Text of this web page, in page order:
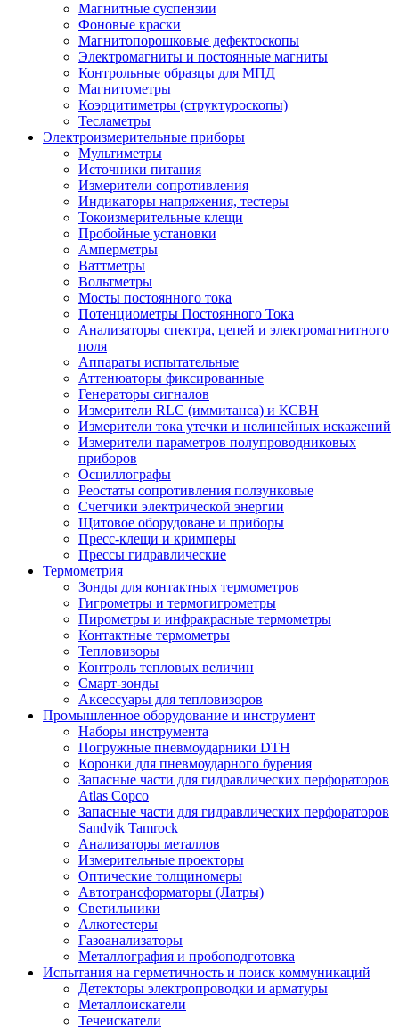
Магнитные суспензии
Фоновые краски
Магнитопорошковые дефектоскопы
Электромагниты и постоянные магниты
Контрольные образцы для МПД
Магнитометры
Коэрцитиметры (структуроскопы)
Тесламетры
Электроизмерительные приборы
Мультиметры
Источники питания
Измерители сопротивления
Индикаторы напряжения, тестеры
Токоизмерительные клещи
Пробойные установки
Амперметры
Ваттметры
Вольтметры
Мосты постоянного тока
Потенциометры Постоянного Тока
Анализаторы спектра, цепей и электромагнитного
поля
Аппараты испытательные
Аттенюаторы фиксированные
Генераторы сигналов
Измерители RLC (иммитанса) и КСВН
Измерители тока утечки и нелинейных искажений
Измерители параметров полупроводниковых
приборов
Осциллографы
Реостаты сопротивления ползунковые
Счетчики электрической энергии
Щитовое оборудоване и приборы
Пресс-клещи и кримперы
Прессы гидравлические
Термометрия
Зонды для контактных термометров
Гигрометры и термогигрометры
Пирометры и инфракрасные термометры
Контактные термометры
Тепловизоры
Контроль тепловых величин
Смарт-зонды
Аксессуары для тепловизоров
Промышленное оборудование и инструмент
Наборы инструмента
Погружные пневмоударники DTH
Коронки для пневмоударного бурения
Запасные части для гидравлических перфораторов
Atlas Copco
Запасные части для гидравлических перфораторов
Sandvik Tamrock
Анализаторы металлов
Измерительные проекторы
Оптические толщиномеры
Автотрансформаторы (Латры)
Светильники
Алкотестеры
Газоанализаторы
Металлография и пробоподготовка
Испытания на герметичность и поиск коммуникаций
Детекторы электропроводки и арматуры
Металлоискатели
Течеискатели